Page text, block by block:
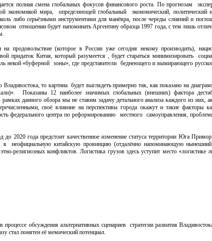
полная смена глобальных фокусов финансового роста. По прогнозам
мира, определяющей глобальный экономический, политический
либо серьёзными инструментами для манёвра, после череды слияний и
отношении будет напоминать Аргентину образца 1997 года, с тем лишь
(которое в России уже сегодня некому производить),
придаток Китая, который разумеется , будет стараться минимизировать
некой «буферной зоны», где представители беднеющего и вымирающего
то картина будет выглядеть примерно так, как показано на
Показаны 12 наиболее значимых глобальных (внешних) фактора
данного обзора мы не ставим задачу детального анализа каждого из них,
своё влияние на перспективы города окажут и такие факторы
федерального центра по реформированию местного самоуправления,
2020 года предстоит качественное изменение статуса территории Юга
в неофициальную китайскую провинцию (отдалённо напоминающую нынешний
религиозных конфликтов. Логистика грузов здесь уступит место «логистике
обсуждения альтернативных сценариев стратегии развития
стал понятен её мемический потенциал.